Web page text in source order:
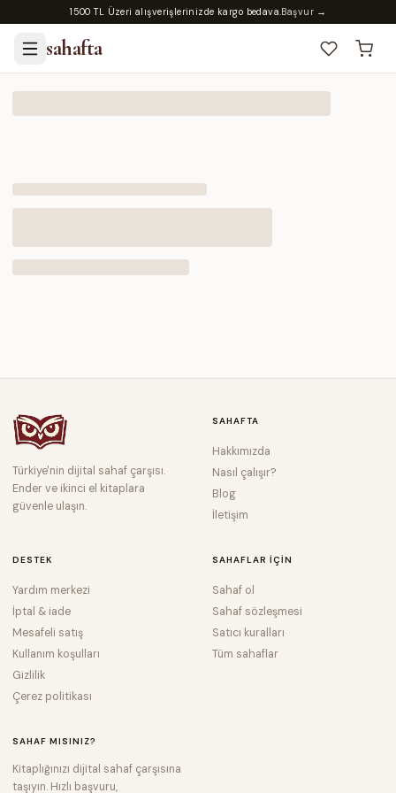
1500 TL Üzeri alışverişlerinizde kargo bedava.Başvur →
sahafta
Türkiye'nin dijital sahaf çarşısı.
Ender ve ikinci el kitaplara
güvenle ulaşın.
SAHAFTA
Hakkımızda
Nasıl çalışır?
Blog
İletişim
DESTEK
Yardım merkezi
İptal & iade
Mesafeli satış
Kullanım koşulları
Gizlilik
Çerez politikası
SAHAFLAR IÇIN
Sahaf ol
Sahaf sözleşmesi
Satıcı kuralları
Tüm sahaflar
SAHAF MISINIZ?
Kitaplığınızı dijital sahaf çarşısına
taşıyın. Hızlı başvuru,